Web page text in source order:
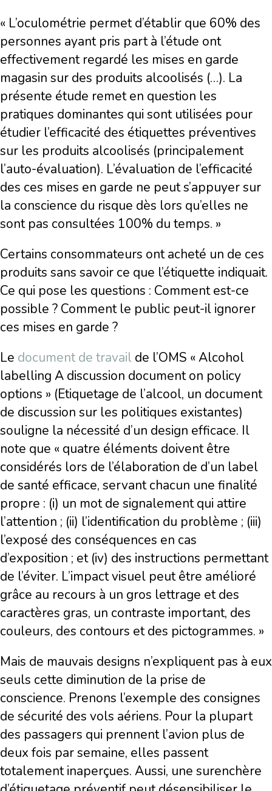
« L’oculométrie permet d’établir que 60% des
personnes ayant pris part à l’étude ont
effectivement regardé les mises en garde
magasin sur des produits alcoolisés (…). La
présente étude remet en question les
pratiques dominantes qui sont utilisées pour
étudier l’efficacité des étiquettes préventives
sur les produits alcoolisés (principalement
l’auto-évaluation). L’évaluation de l’efficacité
des ces mises en garde ne peut s’appuyer sur
la conscience du risque dès lors qu’elles ne
sont pas consultées 100% du temps. »
Certains consommateurs ont acheté un de ces
produits sans savoir ce que l’étiquette indiquait.
Ce qui pose les questions : Comment est-ce
possible ? Comment le public peut-il ignorer
ces mises en garde ?
Le document de travail de l’OMS « Alcohol
labelling A discussion document on policy
options » (Etiquetage de l’alcool, un document
de discussion sur les politiques existantes)
souligne la nécessité d’un design efficace. Il
note que « quatre éléments doivent être
considérés lors de l’élaboration de d’un label
de santé efficace, servant chacun une finalité
propre : (i) un mot de signalement qui attire
l’attention ; (ii) l’identification du problème ; (iii)
l’exposé des conséquences en cas
d’exposition ; et (iv) des instructions permettant
de l’éviter. L’impact visuel peut être amélioré
grâce au recours à un gros lettrage et des
caractères gras, un contraste important, des
couleurs, des contours et des pictogrammes. »
Mais de mauvais designs n’expliquent pas à eux
seuls cette diminution de la prise de
conscience. Prenons l’exemple des consignes
de sécurité des vols aériens. Pour la plupart
des passagers qui prennent l’avion plus de
deux fois par semaine, elles passent
totalement inaperçues. Aussi, une surenchère